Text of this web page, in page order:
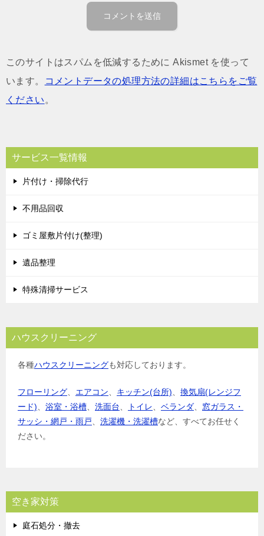
このサイトはスパムを低減するために Akismet を使って
います。
コメントデータの処理方法の詳細はこちらをご覧
ください 。
サービス一覧情報
片付け・掃除代行
不用品回収
ゴミ屋敷片付け(整理)
遺品整理
特殊清掃サービス
ハウスクリーニング
各種ハウスクリーニングも対応しております。
フローリング エアコン キッチン(台所)
換気扇(レンジフ
ード)
浴室・浴槽 洗面台 トイレ ベランダ
窓ガラス・
サッシ・網戸・雨戸
洗濯機・洗濯槽など、すべてお任せく
ださい。
空き家対策
庭石処分・撤去